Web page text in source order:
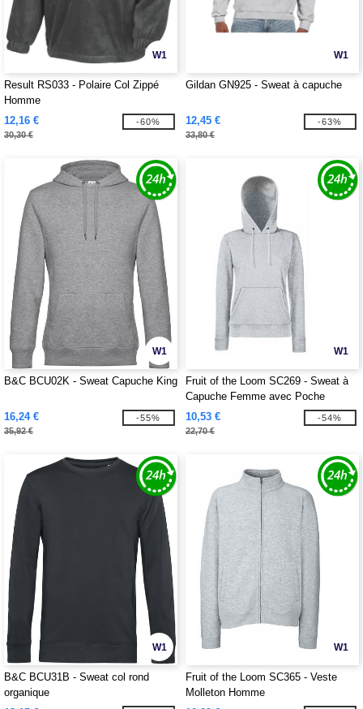
W1
Result RS033 - Polaire Col Zippé
Homme
12,16 €
30,30 €
-60%
W1
Gildan GN925 - Sweat à capuche
12,45 €
33,80 €
-63%
W1
B&C BCU02K - Sweat Capuche King
16,24 €
35,92 €
-55%
W1
Fruit of the Loom SC269 - Sweat à
Capuche Femme avec Poche
Kangourou
10,53 €
22,70 €
-54%
W1
B&C BCU31B - Sweat col rond
organique
W1
Fruit of the Loom SC365 - Veste
Molleton Homme